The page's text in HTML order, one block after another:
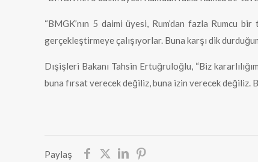
“BMGK’nın 5 daimi üyesi, Rum’dan fazla Rumcu
gerçekleştirmeye çalışıyorlar. Buna karşı dik
Dışişleri Bakanı Tahsin Ertuğruloğlu, “Biz
buna fırsat verecek değiliz, buna izin verecek değiliz.
Paylaş